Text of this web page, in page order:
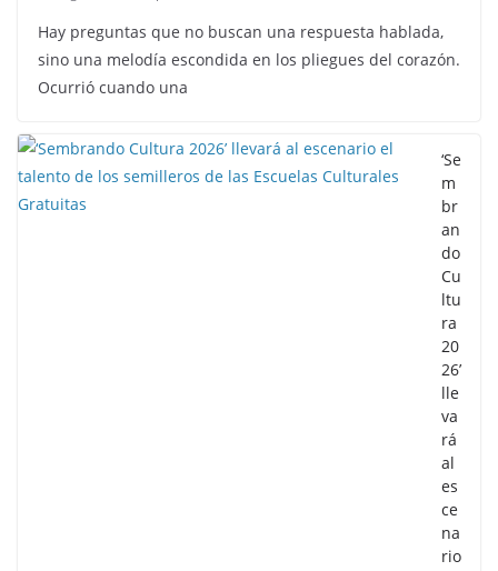
Hay preguntas que no buscan una respuesta hablada,
sino una melodía escondida en los pliegues del corazón.
Ocurrió cuando una
‘Se
m
br
an
do
Cu
ltu
ra
20
26’
lle
va
rá
al
es
ce
na
rio